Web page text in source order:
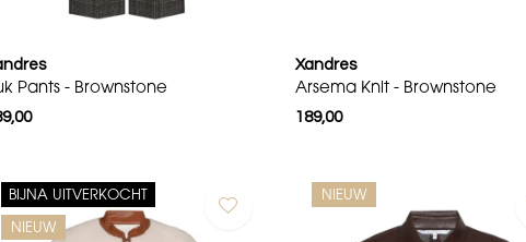
Pants - Brownstone
Xandres
Arsema Knit - Brownstone
189,00
BIJNA UITVERKOCHT
NIEUW
NIEUW